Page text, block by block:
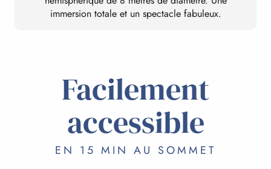
immersion totale et un spectacle fabuleux.
Facilement
accessible
EN 15 MIN AU SOMMET